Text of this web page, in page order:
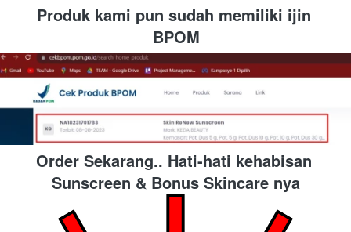
Produk kami pun sudah memiliki ijin
BPOM
Order Sekarang.. Hati-hati kehabisan
Sunscreen & Bonus Skincare nya